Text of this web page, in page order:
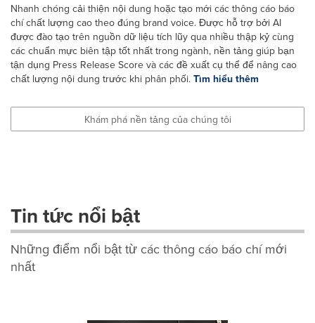
Nhanh chóng cải thiện nội dung hoặc tạo mới các thông cáo báo
chí chất lượng cao theo đúng brand voice. Được hỗ trợ bởi AI
được đào tạo trên nguồn dữ liệu tích lũy qua nhiều thập kỷ cùng
các chuẩn mực biên tập tốt nhất trong ngành, nền tảng giúp bạn
tận dụng Press Release Score và các đề xuất cụ thể để nâng cao
chất lượng nội dung trước khi phân phối. Tìm hiểu thêm
Khám phá nền tảng của chúng tôi
Tin tức nổi bật
Những điểm nổi bật từ các thông cáo báo chí mới
nhất